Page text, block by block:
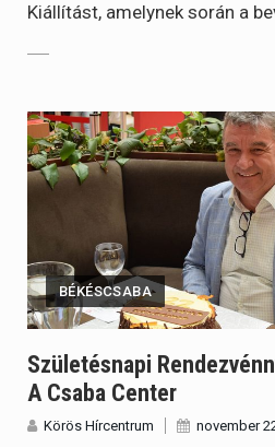
Kiállítást, amelynek során a
BÉKÉSCSABA
Születésnapi
A Csaba Center
Körös Hírcentrum november